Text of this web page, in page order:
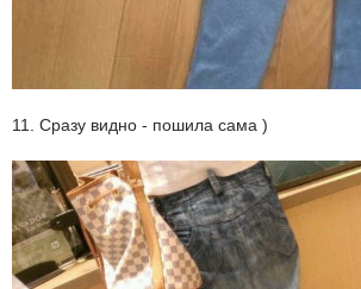
11. Сразу видно - пошила сама )